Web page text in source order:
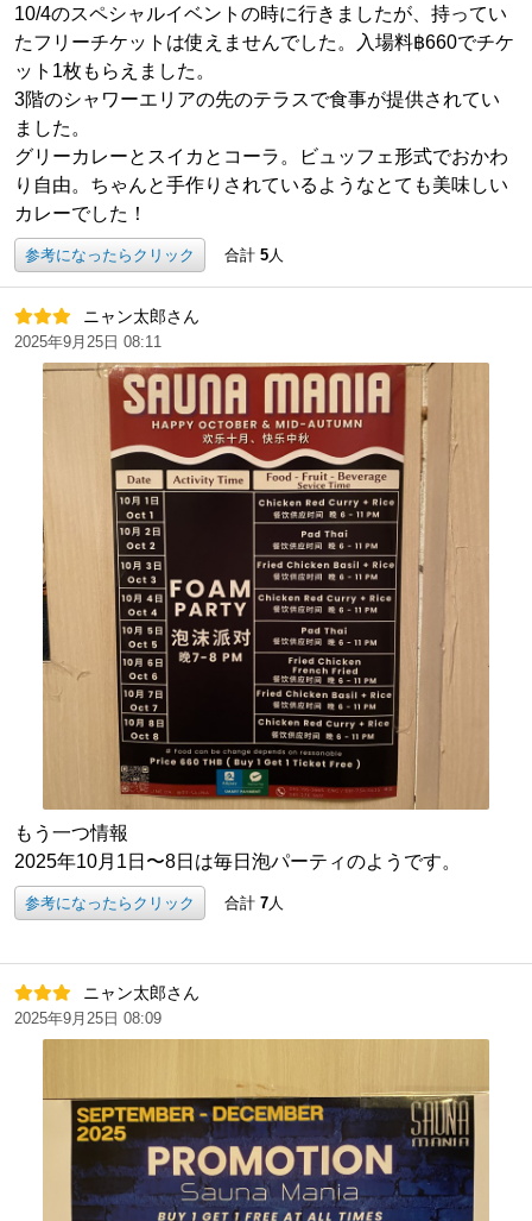
10/4のスペシャルイベントの時に行きましたが、持ってい
たフリーチケットは使えませんでした。入場料฿660でチケ
ット1枚もらえました。
3階のシャワーエリアの先のテラスで食事が提供されてい
ました。
グリーカレーとスイカとコーラ。ビュッフェ形式でおかわ
り自由。ちゃんと手作りされているようなとても美味しい
カレーでした！
参考になったらクリック 合計 5人
ニャン太郎さん
2025年9月25日 08:11
もう一つ情報
2025年10月1日〜8日は毎日泡パーティのようです。
参考になったらクリック 合計 7人
ニャン太郎さん
2025年9月25日 08:09